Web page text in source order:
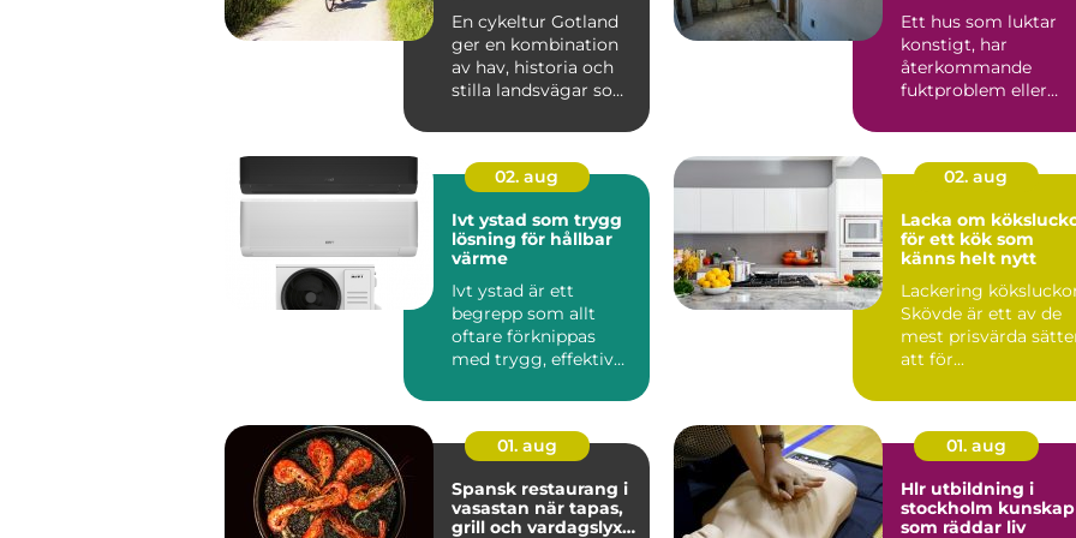
En cykeltur Gotland
ger en kombination
av hav, historia och
stilla landsvägar som
Ett hus som luktar
konstigt, har
återkommande
fuktproblem eller
inomhusbesvär kan...
02. aug
Ivt ystad som trygg
lösning för hållbar
värme
Ivt ystad är ett
begrepp som allt
oftare förknippas
med trygg, effektiv
sydliga ...
02. aug
Lacka om
för ett kök som
känns helt nytt
Lackering
Skövde är ett av de
mest prisvärda
att för...
01. aug
Spansk restaurang i
vasastan när tapas,
grill och vardagslyx
01. aug
Hlr utbildning i
stockholm kunskap
som räddar liv